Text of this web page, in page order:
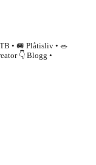
• 🚐 Plåtisliv • 🥗
👇 Blogg •